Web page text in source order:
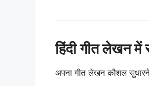
हिंदी गीत लेखन में
अपना गीत लेखन कौशल